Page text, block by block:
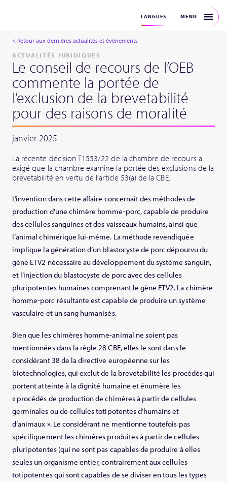
LANGUES MENU
< Retour aux dernières actualités et événements
ACTUALITÉS JURIDIQUES
Le conseil de recours de l’OEB
commente la portée de
l’exclusion de la brevetabilité
pour des raisons de moralité
janvier 2025
La récente décision T1553/22 de la chambre de recours a
exigé que la chambre examine la portée des exclusions de la
brevetabilité en vertu de l’article 53(a) de la CBE.
L’invention dans cette affaire concernait des méthodes de
production d’une chimère homme-porc, capable de produire
des cellules sanguines et des vaisseaux humains, ainsi que
l’animal chimérique lui-même. La méthode revendiquée
implique la génération d’un blastocyste de porc dépourvu du
gène ETV2 nécessaire au développement du système sanguin,
et l’injection du blastocyste de porc avec des cellules
pluripotentes humaines comprenant le gène ETV2. La chimère
homme-porc résultante est capable de produire un système
vasculaire et un sang humanisés.
Bien que les chimères homme-animal ne soient pas
mentionnées dans la règle 28 CBE, elles le sont dans le
considérant 38 de la directive européenne sur les
biotechnologies, qui exclut de la brevetabilité les procédés qui
portent atteinte à la dignité humaine et énumère les
« procédés de production de chimères à partir de cellules
germinales ou de cellules totipotentes d’humains et
d’animaux ». Le considérant ne mentionne toutefois pas
spécifiquement les chimères produites à partir de cellules
pluripotentes (qui ne sont pas capables de produire à elles
seules un organisme entier, contrairement aux cellules
totipotentes qui sont capables de se diviser en tous les types